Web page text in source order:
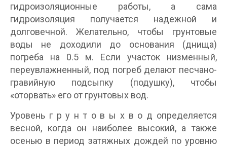
гидроизоляционные работы, а сама
гидроизоляция получается надежной и
долговечной. Желательно, чтобы грунтовые
воды не доходили до основания (днища)
погреба на 0.5 м. Если участок низменный,
переувлажненный, под погреб делают песчано-
гравийную подсыпку (подушку), чтобы
«оторвать» его от грунтовых вод.
Уровень г р у н т о в ы х в о д определяется
весной, когда он наиболее высокий, а также
осенью в период затяжных дождей по уровню